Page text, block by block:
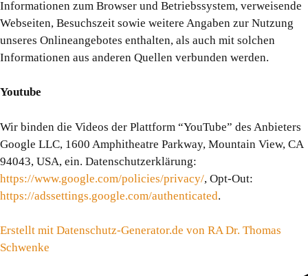
Informationen zum Browser und Betriebssystem, verweisende
Webseiten, Besuchszeit sowie weitere Angaben zur Nutzung
unseres Onlineangebotes enthalten, als auch mit solchen
Informationen aus anderen Quellen verbunden werden.
Youtube
Wir binden die Videos der Plattform “YouTube” des Anbieters
Google LLC, 1600 Amphitheatre Parkway, Mountain View, CA
94043, USA, ein. Datenschutzerklärung:
https://www.google.com/policies/privacy/, Opt-Out:
https://adssettings.google.com/authenticated.
Erstellt mit Datenschutz-Generator.de von RA Dr. Thomas
Schwenke